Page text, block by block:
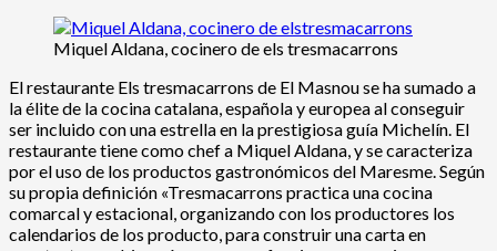
Miquel Aldana, cocinero de els tresmacarrons
El restaurante Els tresmacarrons de El Masnou se ha sumado a
la élite de la cocina catalana, española y europea al conseguir
ser incluido con una estrella en la prestigiosa guía Michelín. El
restaurante tiene como chef a Miquel Aldana, y se caracteriza
por el uso de los productos gastronómicos del Maresme. Según
su propia definición «Tresmacarrons practica una cocina
comarcal y estacional, organizando con los productores los
calendarios de los producto, para construir una carta en